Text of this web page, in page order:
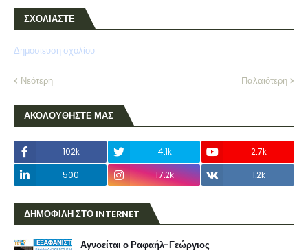
ΣΧΟΛΙΑΣΤΕ
Δημοσίευση σχολίου
Νεότερη Παλαιότερη
ΑΚΟΛΟΥΘΗΣΤΕ ΜΑΣ
102k 4.1k
2.7k
500
17.2k 1.2k
ΔΗΜΟΦΙΛΗ ΣΤΟ INTERNET
Αγνοείται ο Ραφαήλ-Γεώργιος